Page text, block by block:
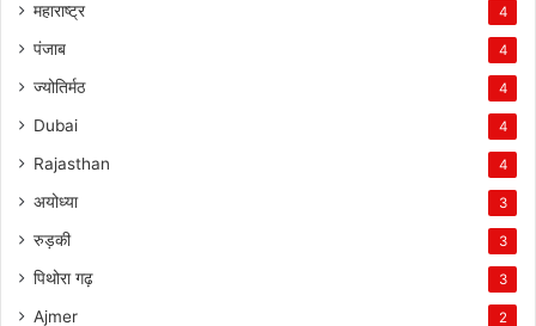
महाराष्ट्र 4
पंजाब 4
ज्योतिर्मठ 4
Dubai 4
Rajasthan 4
अयोध्या 3
रुड़की 3
पिथोरा गढ़ 3
Ajmer 2